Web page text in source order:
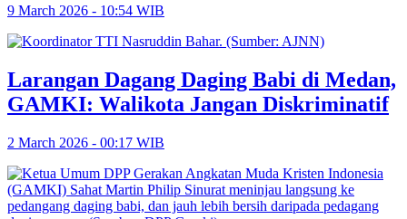
9 March 2026 - 10:54 WIB
Larangan Dagang Daging Babi di Medan,
GAMKI: Walikota Jangan Diskriminatif
2 March 2026 - 00:17 WIB